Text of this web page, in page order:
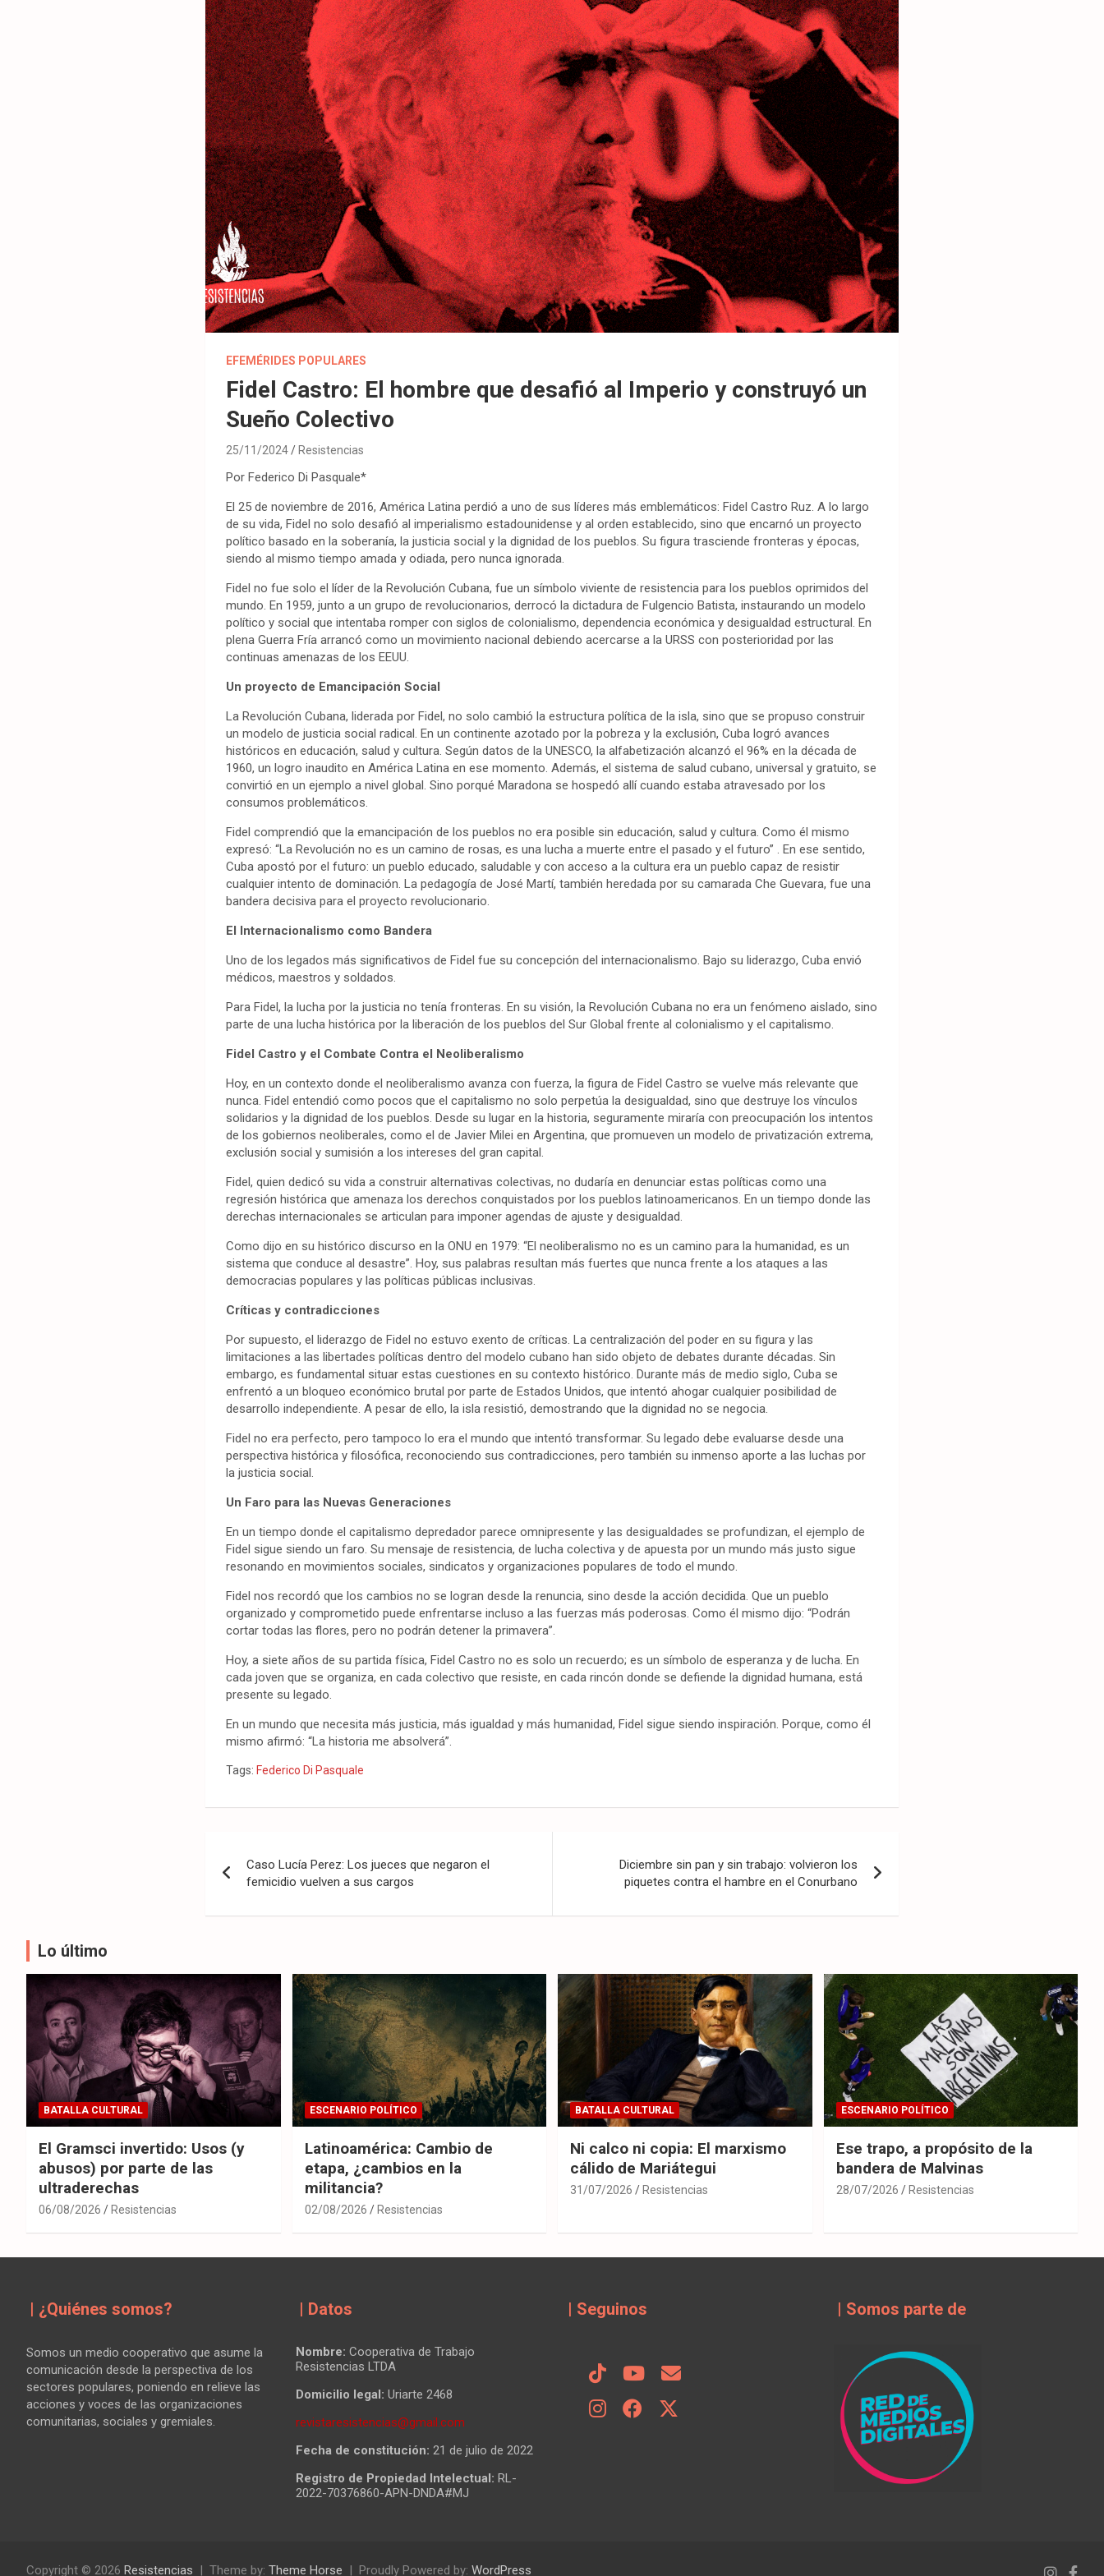
EFEMÉRIDES POPULARES
Fidel Castro: El hombre que desafió al Imperio y construyó un
Sueño Colectivo
25/11/2024 Resistencias
Por Federico Di Pasquale*
El 25 de noviembre de 2016, América Latina perdió a uno de sus líderes más emblemáticos: Fidel Castro Ruz. A lo largo
de su vida, Fidel no solo desafió al imperialismo estadounidense y al orden establecido, sino que encarnó un proyecto
político basado en la soberanía, la justicia social y la dignidad de los pueblos. Su figura trasciende fronteras y épocas,
siendo al mismo tiempo amada y odiada, pero nunca ignorada.
Fidel no fue solo el líder de la Revolución Cubana, fue un símbolo viviente de resistencia para los pueblos oprimidos del
mundo. En 1959, junto a un grupo de revolucionarios, derrocó la dictadura de Fulgencio Batista, instaurando un modelo
político y social que intentaba romper con siglos de colonialismo, dependencia económica y desigualdad estructural. En
plena Guerra Fría arrancó como un movimiento nacional debiendo acercarse a la URSS con posterioridad por las
continuas amenazas de los EEUU.
Un proyecto de Emancipación Social
La Revolución Cubana, liderada por Fidel, no solo cambió la estructura política de la isla, sino que se propuso construir
un modelo de justicia social radical. En un continente azotado por la pobreza y la exclusión, Cuba logró avances
históricos en educación, salud y cultura. Según datos de la UNESCO, la alfabetización alcanzó el 96% en la década de
1960, un logro inaudito en América Latina en ese momento. Además, el sistema de salud cubano, universal y gratuito, se
convirtió en un ejemplo a nivel global. Sino porqué Maradona se hospedó allí cuando estaba atravesado por los
consumos problemáticos.
Fidel comprendió que la emancipación de los pueblos no era posible sin educación, salud y cultura. Como él mismo
expresó: “La Revolución no es un camino de rosas, es una lucha a muerte entre el pasado y el futuro” . En ese sentido,
Cuba apostó por el futuro: un pueblo educado, saludable y con acceso a la cultura era un pueblo capaz de resistir
cualquier intento de dominación. La pedagogía de José Martí, también heredada por su camarada Che Guevara, fue una
bandera decisiva para el proyecto revolucionario.
El Internacionalismo como Bandera
Uno de los legados más significativos de Fidel fue su concepción del internacionalismo. Bajo su liderazgo, Cuba envió
médicos, maestros y soldados.
Para Fidel, la lucha por la justicia no tenía fronteras. En su visión, la Revolución Cubana no era un fenómeno aislado, sino
parte de una lucha histórica por la liberación de los pueblos del Sur Global frente al colonialismo y el capitalismo.
Fidel Castro y el Combate Contra el Neoliberalismo
Hoy, en un contexto donde el neoliberalismo avanza con fuerza, la figura de Fidel Castro se vuelve más relevante que
nunca. Fidel entendió como pocos que el capitalismo no solo perpetúa la desigualdad, sino que destruye los vínculos
solidarios y la dignidad de los pueblos. Desde su lugar en la historia, seguramente miraría con preocupación los intentos
de los gobiernos neoliberales, como el de Javier Milei en Argentina, que promueven un modelo de privatización extrema,
exclusión social y sumisión a los intereses del gran capital.
Fidel, quien dedicó su vida a construir alternativas colectivas, no dudaría en denunciar estas políticas como una
regresión histórica que amenaza los derechos conquistados por los pueblos latinoamericanos. En un tiempo donde las
derechas internacionales se articulan para imponer agendas de ajuste y desigualdad.
Como dijo en su histórico discurso en la ONU en 1979: “El neoliberalismo no es un camino para la humanidad, es un
sistema que conduce al desastre”. Hoy, sus palabras resultan más fuertes que nunca frente a los ataques a las
democracias populares y las políticas públicas inclusivas.
Críticas y contradicciones
Por supuesto, el liderazgo de Fidel no estuvo exento de críticas. La centralización del poder en su figura y las
limitaciones a las libertades políticas dentro del modelo cubano han sido objeto de debates durante décadas. Sin
embargo, es fundamental situar estas cuestiones en su contexto histórico. Durante más de medio siglo, Cuba se
enfrentó a un bloqueo económico brutal por parte de Estados Unidos, que intentó ahogar cualquier posibilidad de
desarrollo independiente. A pesar de ello, la isla resistió, demostrando que la dignidad no se negocia.
Fidel no era perfecto, pero tampoco lo era el mundo que intentó transformar. Su legado debe evaluarse desde una
perspectiva histórica y filosófica, reconociendo sus contradicciones, pero también su inmenso aporte a las luchas por
la justicia social.
Un Faro para las Nuevas Generaciones
En un tiempo donde el capitalismo depredador parece omnipresente y las desigualdades se profundizan, el ejemplo de
Fidel sigue siendo un faro. Su mensaje de resistencia, de lucha colectiva y de apuesta por un mundo más justo sigue
resonando en movimientos sociales, sindicatos y organizaciones populares de todo el mundo.
Fidel nos recordó que los cambios no se logran desde la renuncia, sino desde la acción decidida. Que un pueblo
organizado y comprometido puede enfrentarse incluso a las fuerzas más poderosas. Como él mismo dijo: “Podrán
cortar todas las flores, pero no podrán detener la primavera”.
Hoy, a siete años de su partida física, Fidel Castro no es solo un recuerdo; es un símbolo de esperanza y de lucha. En
cada joven que se organiza, en cada colectivo que resiste, en cada rincón donde se defiende la dignidad humana, está
presente su legado.
En un mundo que necesita más justicia, más igualdad y más humanidad, Fidel sigue siendo inspiración. Porque, como él
mismo afirmó: “La historia me absolverá”.
Tags: Federico Di Pasquale
de
entradas
Caso Lucía Perez: Los jueces que negaron el
femicidio vuelven a sus cargos
Diciembre sin pan y sin trabajo: volvieron los
piquetes contra el hambre en el Conurbano
Lo último
BATALLA CULTURAL
El Gramsci invertido: Usos (y
abusos) por parte de las
ultraderechas
06/08/2026 Resistencias
ESCENARIO POLÍTICO
Latinoamérica: Cambio de
etapa, ¿cambios en la
militancia?
02/08/2026 Resistencias
BATALLA CULTURAL
Ni calco ni copia: El marxismo
cálido de Mariátegui
31/07/2026 Resistencias
ESCENARIO POLÍTICO
Ese trapo, a propósito de la
bandera de Malvinas
28/07/2026 Resistencias
| ¿Quiénes somos?
Somos un medio cooperativo que asume la
comunicación desde la perspectiva de los
sectores populares, poniendo en relieve las
acciones y voces de las organizaciones
comunitarias, sociales y gremiales.
| Datos
Nombre: Cooperativa de Trabajo
Resistencias LTDA
Domicilio legal: Uriarte 2468
revistaresistencias@gmail.com
Fecha de constitución: 21 de julio de 2022
Registro de Propiedad Intelectual: RL-
2022-70376860-APN-DNDA#MJ
| Seguinos | Somos parte de
Copyright © 2026 Resistencias Theme by: Theme Horse Proudly Powered by: WordPress